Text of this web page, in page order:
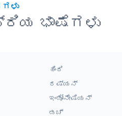
ಭಾಷೆಗಳು
ಹಿಂದಿ
ರಷ್ಯನ್
ಇಂಡೋನೇಷಿಯನ್
ಡಚ್